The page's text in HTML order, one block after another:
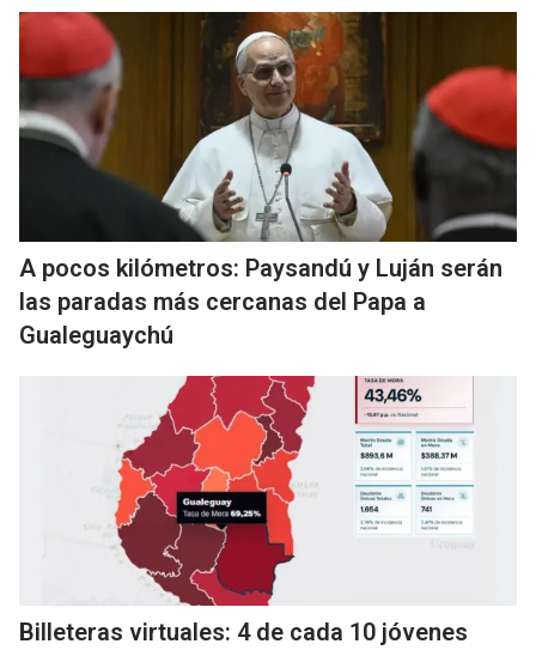
A pocos kilómetros: Paysandú y Luján serán
las paradas más cercanas del Papa a
Gualeguaychú
Billeteras virtuales: 4 de cada 10 jóvenes